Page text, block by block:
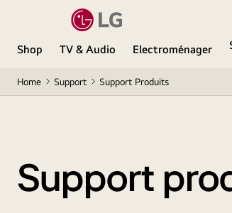
Shop TV & Audio Electroménager
Home Support Support Produits
Support